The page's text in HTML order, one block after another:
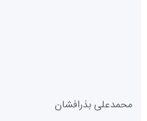
پایگاه خبری گفتمان یزد
محمدعلی بذرافشان